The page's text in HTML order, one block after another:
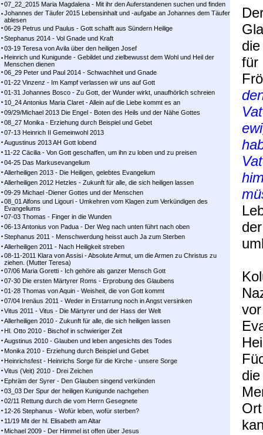
07_22_2015 Maria Magdalena - Mit ihr den Auferstandenen suchen und finden
Johannes der Täufer 2015 Lebensinhalt und -aufgabe an Johannes dem Täufer
ablesen
06-29 Petrus und Paulus - Gott schafft aus Sündern Heilige
Stephanus 2014 - Vol Gnade und Kraft
03-19 Teresa von Avila über den heiligen Josef
Heinrich und Kunigunde - Gebildet und zielbewusst dem Wohl und Heil der
Menschen dienen
06_29 Peter und Paul 2014 - Schwachheit und Gnade
01-22 Vinzenz - Im Kampf ver­las­sen wir uns auf Gott
01-31 Johannes Bosco - Zu Gott, der Wunder wirkt, unaufhörlich schreien
10_24 Antonius Maria Claret - Allein auf die Liebe kommt es an
09/29/Michael 2013 Die Engel - Boten des Heils und der Nähe Gottes
08_27 Monika - Erziehung durch Beispiel und Gebet
07-13 Heinrich II Gemeinwohl 2013
Augustinus 2013 AH Gott lobend
11-22 Cäcilia - Von Gott geschaffen, um ihn zu loben und zu preisen
04-25 Das Markusevangelium
Allerheiligen 2013 - Die Heiligen, gelebtes Evangelium
Allerheiligen 2012 Hetzles - Zukunft für alle, die sich heiligen lassen
09-29 Michael -Diener Gottes und der Menschen
08_01 Alfons und Ligouri - Umkehren vom Klagen zum Verkündigen des
Evangeliums
07-03 Thomas - Finger in die Wunden
06-13 Antonius von Padua - Der Weg nach unten führt nach oben
Stephanus 2011 - Menschwerdung heisst auch Ja zum Sterben
Allerheiligen 2011 - Nach Heiligkeit streben
08-11-2011 Klara von Assisi - Absolute Armut, um die Armen zu Christus zu
ziehen. (Mutter Teresa)
07/06 Maria Goretti - Ich gehöre als ganzer Mensch Gott
07-30 Die ersten Märtyrer Roms - Erprobung des Glaubens
01-28 Thomas von Aquin - Weisheit, die von Gott kommt
07/04 Irenäus 2011 - Weder in Erstarrung noch in Angst versinken
Vitus 2011 - Vitus - Die Märtyrer und der Hass der Welt
Allerheiligen 2010 - Zukunft für alle, die sich heiligen lassen
Hl. Otto 2010 - Bischof in schwieriger Zeit
Augstinus 2010 - Glauben und leben angesichts des Todes
Monika 2010 - Erziehung durch Beispiel und Gebet
Heinrichsfest - Heinrichs Sorge für die Kirche - unsere Sorge
Vitus (Veit) 2010 - Drei Zeichen
Ephräm der Syrer - Den Glauben singend verkünden
03_03 Der Spur der heiligen Kunigunde nachgehen
02/11 Rettung durch die vom Herrn Gesegnete
12-26 Stephanus - Wofür leben, wofür sterben?
11/19 Mit der hl. Elisabeth am Altar
Michael 2009 - Der Himmel ist offen über Jesus
für